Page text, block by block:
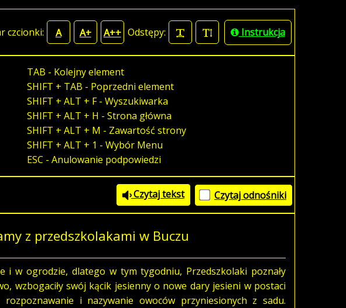
czcionki: A A+ A++ Odstępy: Instrukcja
TAB - Kolejny element
SHIFT + TAB - Poprzedni element
SHIFT + ALT + F - Wyszukiwarka
SHIFT + ALT + H - Strona główna
SHIFT + ALT + M - Zawartość strony
SHIFT + ALT + 1 - Wybór Menu
ESC - Anulowanie podpowiedzi
Czytaj tekst Czytaj odnośniki
z przedszkolakami w Buczu
i w ogrodzie, dlatego w tym tygodniu, Przedszkolaki poznały
wzbogaciły swój kącik jesienny o nowe dary jesieni w postaci
i nazywanie owoców przyniesionych z sadu.